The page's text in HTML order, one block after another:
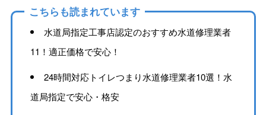
こちらも読まれています
水道局指定工事店認定のおすすめ水道修理業者
11！適正価格で安心！
24時間対応トイレつまり水道修理業者10選！水
道局指定で安心・格安